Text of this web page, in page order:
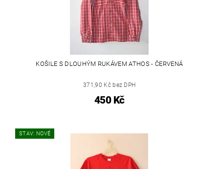
KOŠILE S DLOUHÝM RUKÁVEM ATHOS - ČERVENÁ
371,90 Kč bez DPH
450 Kč
STAV: NOVÉ